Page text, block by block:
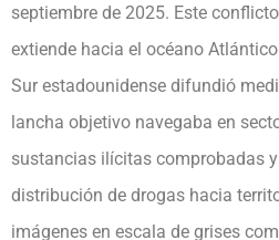
septiembre de 2025. Este
extiende hacia el océano
Sur estadounidense difundió
lancha objetivo navegaba en
sustancias ilícitas comprobadas
distribución de drogas hacia
imágenes en escala de grises